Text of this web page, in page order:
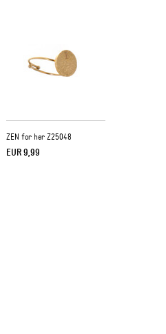
ZEN for her Z25048
EUR 9,99